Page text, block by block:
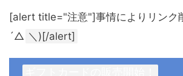
[alert title="注意"]事情によりリンク
´△ ＼)[/alert]